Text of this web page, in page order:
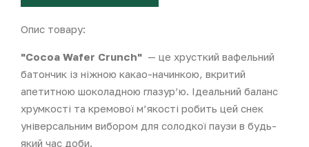
Опис товару:
"Cocoa Wafer Crunch" — це хрусткий вафельний
батончик із ніжною какао-начинкою, вкритий
апетитною шоколадною глазур’ю. Ідеальний баланс
хрумкості та кремової м’якості робить цей снек
універсальним вибором для солодкої паузи в будь-
який час доби.